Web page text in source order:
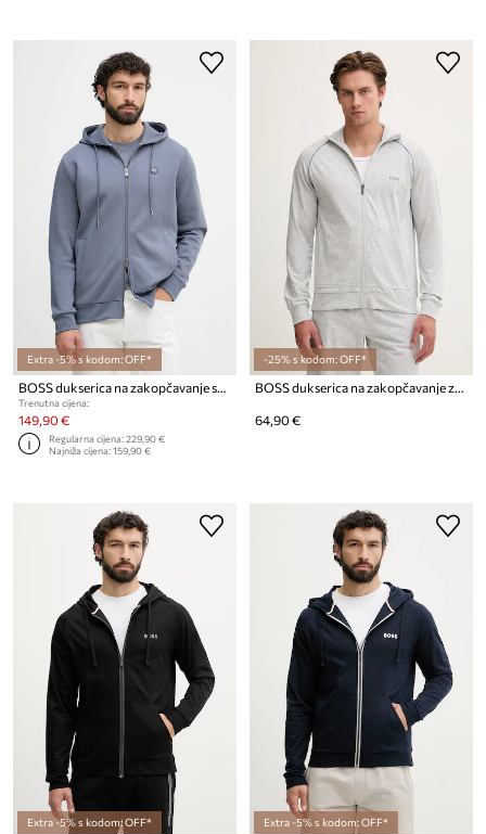
Extra -5% s kodom: OFF*
Trenutna cijena:
149,90 €
Regularna cijena:229,90 €
Najniža cijena:159,90 €
-25% s kodom: OFF*
64,90 €
Extra -5% s kodom: OFF* Extra -5% s kodom: OFF*